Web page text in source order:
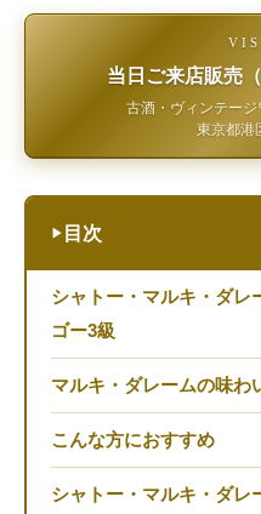
当日ご来店販売
古酒・ヴィンテー
東京都港
▶ 目次
シャトー・マルキ・ダレ
ゴー3級
マルキ・ダレームの味わ
こんな方におすすめ
シャトー・マルキ・ダレ